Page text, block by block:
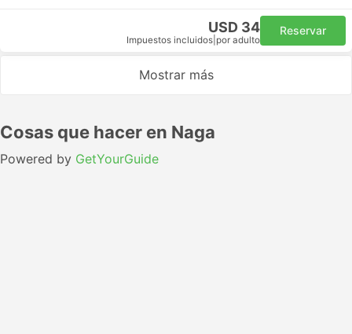
USD 34
Impuestos incluidos por adulto
Reservar
Mostrar más
Cosas que hacer en Naga
Powered by GetYourGuide